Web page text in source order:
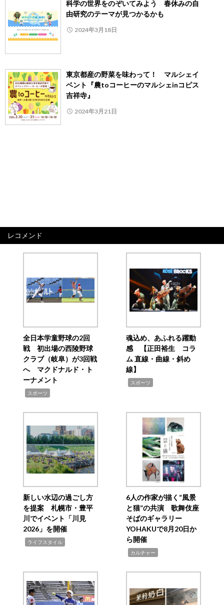
科学の世界をのぞいてみよう 春休みの自
由研究のテーマが見つかるかも
2024年3月18日
東京都産の野菜を味わって！ マルシェイ
ベント『農toコーヒーのマルシェinコピス
吉祥寺』
2024年3月21日
レコメンド
全日本学童野球の2回
戦 初出場の西陵野球
クラブ（岐阜）が3回戦
へ マクドナルド・ト
ーナメント
スポーツ
魂込め、あふれる躍動
感 【正田裕生 コラ
ム 直線・曲線・斜め
線】
スポーツ
新しい水辺の過ごし方
を提案 札幌市・豊平
川でイベント「川見
2026」を開催
ライフスタイル
6人の作家が描く“風景
と猫”の共演 歌舞伎座
そばのギャラリー
YOHAKUで8月20日か
ら開催
カルチャー